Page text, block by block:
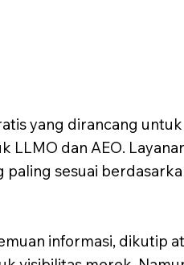
yang dirancang
dan AEO.
sesuai
informasi, dikutip